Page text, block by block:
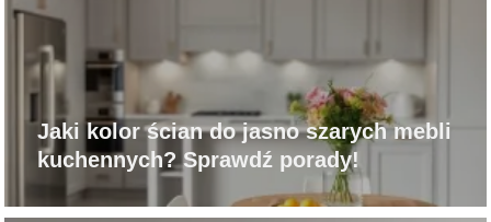
Jaki kolor ścian do jasno szarych mebli
kuchennych? Sprawdź porady!